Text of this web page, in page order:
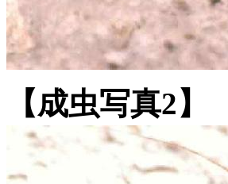
【成虫写真2】